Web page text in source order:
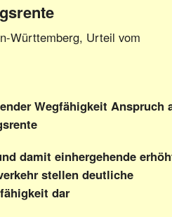
Württemberg, Urteil vom
Wegfähigkeit Anspruch
damit einhergehende
stellen deutliche
dar